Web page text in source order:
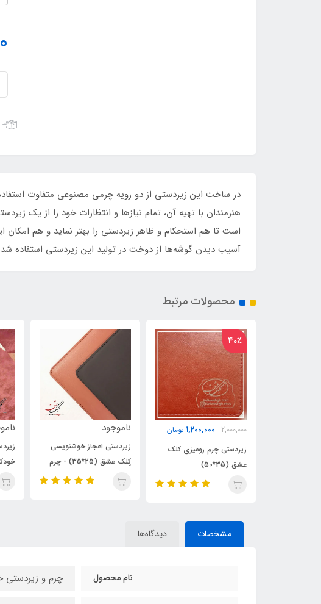
در ساخت این زیردستی از دو رویه چرمی مصنوعی متفاوت
هنرمندان با تهیه آن، تمام نیازها و انتظارات خود را از یک
است تا هم استحکام و ظاهر زیردستی را بهتر نماید و هم
آسیب دیدن گوشه‌ها از دوخت در تولید این زیردستی استفاده
محصولات مرتبط
ناموجود
زیردستی اعجاز خوشنویسی
مقوادار (ویژه خوشنویسی با
خودکار و قلم)
ناموجود
زیردستی ویژه خوشنویسی با
خودکار A4(21*30)
مشخصات دیدگاه‌ها
نام محصول چرم و